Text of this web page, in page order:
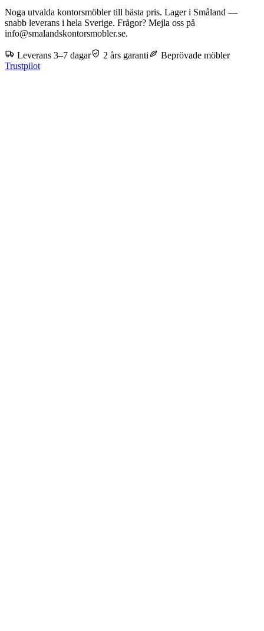
Noga utvalda kontorsmöbler till bästa pris. Lager i Småland —
snabb leverans i hela Sverige. Frågor? Mejla oss på
info@smalandskontorsmobler.se.
Leverans 3–7 dagar 2 års garanti
Beprövade möbler
Trustpilot